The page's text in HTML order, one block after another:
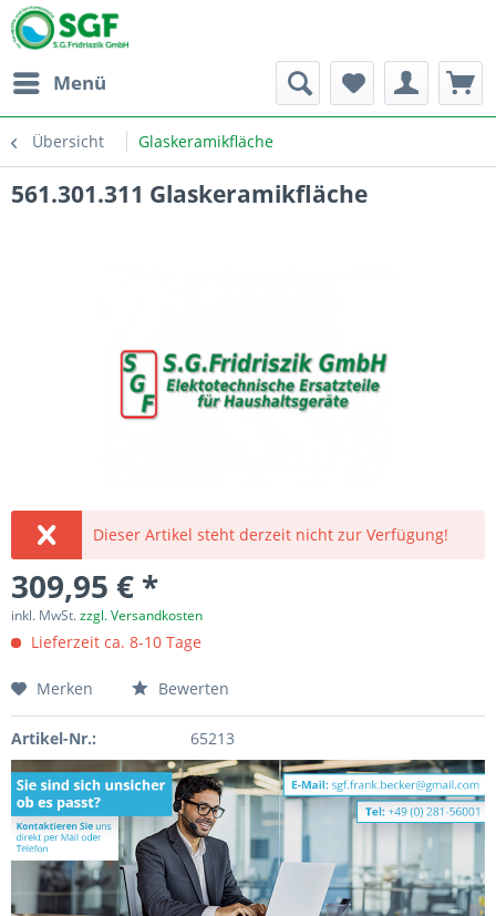
Menü
Übersicht Glaskeramikfläche
561.301.311 Glaskeramikfläche
Dieser Artikel steht derzeit nicht zur Verfügung!
309,95 € *
inkl. MwSt.zzgl. Versandkosten
Lieferzeit ca. 8-10 Tage
Merken Bewerten
Artikel-Nr.: 65213